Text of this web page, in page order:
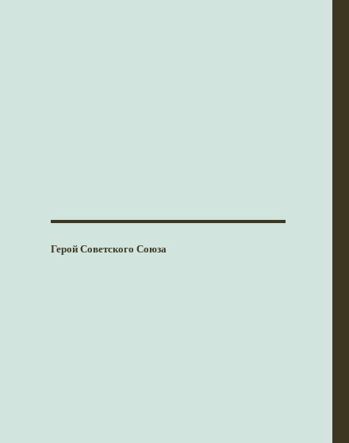
Герой Советского Союза